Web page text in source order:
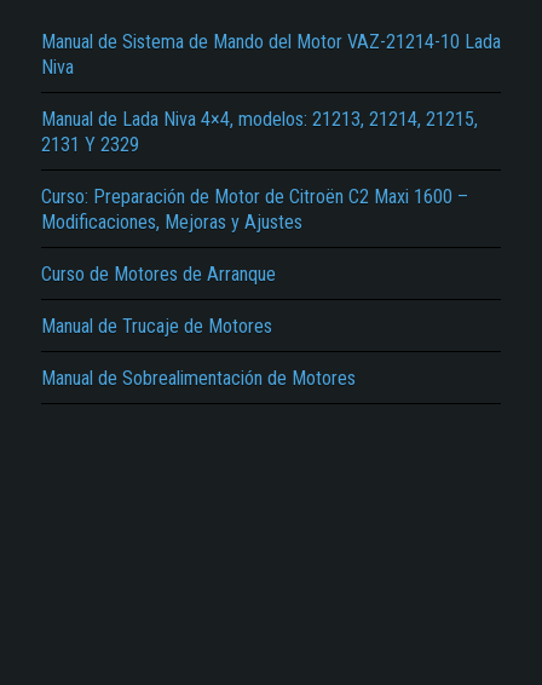
Manual de Sistema de Mando del Motor VAZ-21214-10 Lada
Niva
Manual de Lada Niva 4×4, modelos: 21213, 21214, 21215,
2131 Y 2329
Curso: Preparación de Motor de Citroën C2 Maxi 1600 –
Modificaciones, Mejoras y Ajustes
Curso de Motores de Arranque
Manual de Trucaje de Motores
Manual de Sobrealimentación de Motores
El Título es incorrecto según el contenido.
Texto o Imagen de portada son erróneos.
No carga o no se visualiza el contenido.
Reportar otro tipo de error...